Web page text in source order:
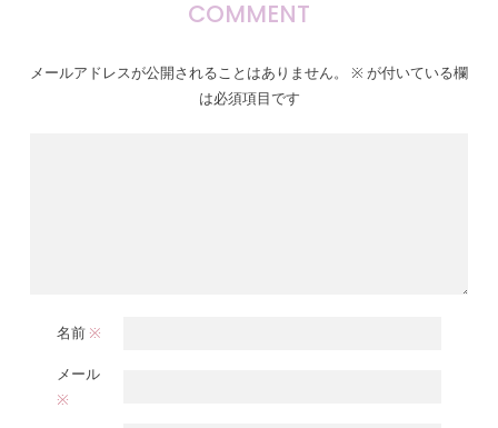
COMMENT
メールアドレスが公開されることはありません。 ※ が付いている欄
は必須項目です
名前 ※
メール
※